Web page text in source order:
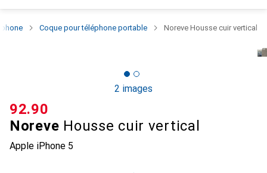
Coque pour téléphone portable Noreve Housse cuir vertical
2 images
Noreve Housse cuir vertical
Apple iPhone 5
CHF
92.90